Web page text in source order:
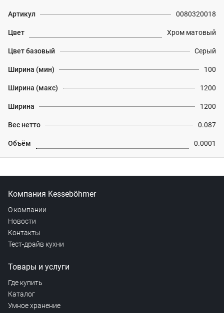
Артикул 0080320018
Цвет Хром матовый
Цвет базовый Серый
Ширина (мин) 100
Ширина (макс) 1200
Ширина 1200
Вес нетто 0.087
Объём 0.0001
Компания Kesseböhmer
О компании
Новости
Контакты
Тест-драйв кухни
Товары и услуги
Где купить
Каталог
Умное хранение